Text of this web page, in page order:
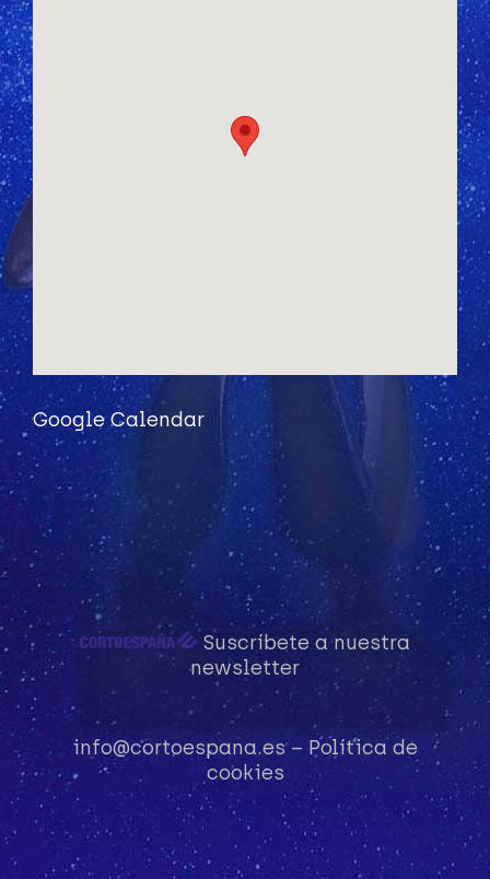
Google Calendar
Suscríbete a nuestra
newsletter
info@cortoespana.es– Política de
cookies